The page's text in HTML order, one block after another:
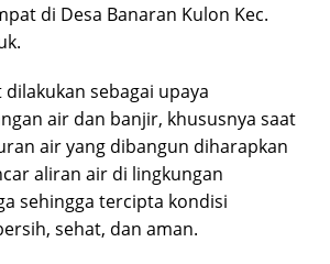
di Desa Banaran Kulon Kec.
sebagai upaya
air dan banjir, khususnya saat
air yang dibangun diharapkan
aliran air di lingkungan
sehingga tercipta kondisi
sehat, dan aman.